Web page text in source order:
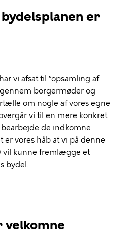
er
vi afsat til “opsamling af
borgermøder og
om nogle af vores egne
vi til en mere konkret
de indkomne
er vores håb at vi på denne
vil kunne fremlægge et
bydel.
velkomne